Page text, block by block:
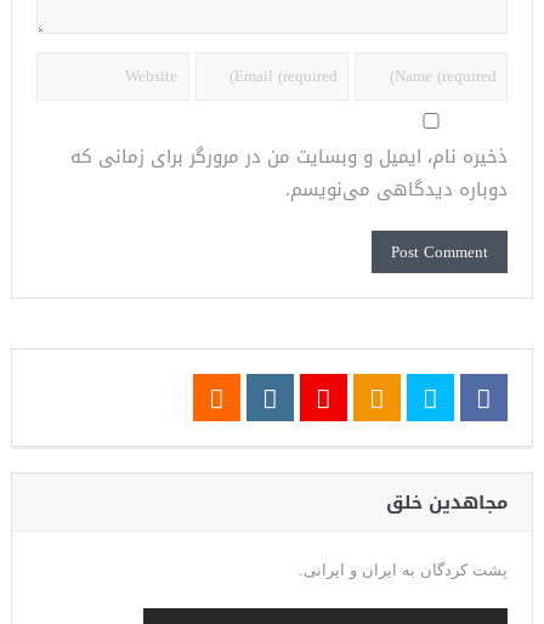
ذخیره نام، ایمیل و وبسایت من در مرورگر برای زمانی که
دوباره دیدگاهی می‌نویسم.
مجاهدین خلق
پشت کردگان به ایران و ایرانی.